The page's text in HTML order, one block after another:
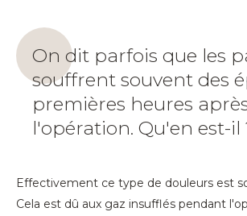
On dit parfois que les
souffrent souvent des
premières heures
l'opération. Qu'en est-il
Effectivement ce type de douleurs est
Cela est dû aux gaz insufflés pendant